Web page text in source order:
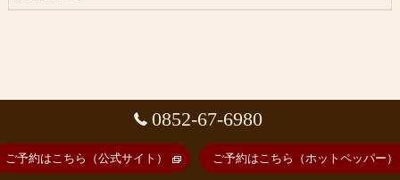
0852-67-6980
ご予約はこちら（公式サイト） ご予約はこちら（ホットペッパー）